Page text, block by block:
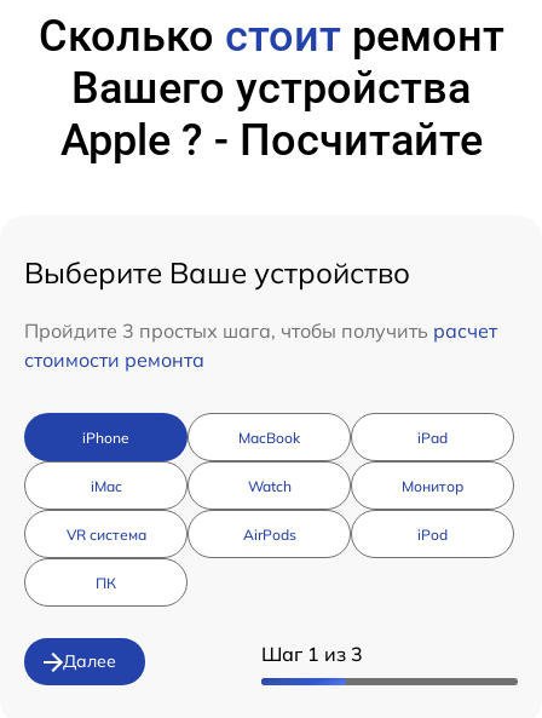
Сколько стоитремонт
Вашего устройства
Apple ? - Посчитайте
Шаг 1 из 3
Выберите Ваше устройство
Пройдите 3 простых шага, чтобы получить расчет
стоимости ремонта
iPhone MacBook iPad
iMac Watch Монитор
VR система AirPods iPod
ПК
Далее